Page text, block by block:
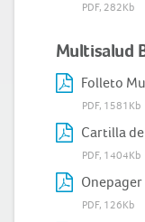
PDF, 282Kb
Multisalud
Folleto
PDF, 1581Kb
Cartilla
PDF, 1404Kb
PDF, 126Kb